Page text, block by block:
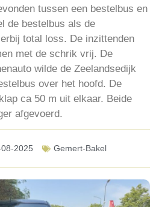
tussen een bestelbus en
de bestelbus als de
total loss. De inzittenden
met de schrik vrij. De
wilde de Zeelandsedijk
over het hoofd. De
ca 50 m uit elkaar. Beide
afgevoerd.
2025 Gemert-Bakel